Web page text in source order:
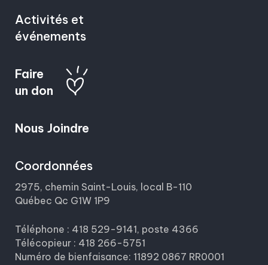
Activités et
événements
Faire
un don
Nous Joindre
Coordonnées
2975, chemin Saint-Louis, local B-110
Québec Qc G1W 1P9
Téléphone : 418 529-9141, poste 4366
Télécopieur : 418 266-5751
Numéro de bienfaisance: 11892 0867 RR0001